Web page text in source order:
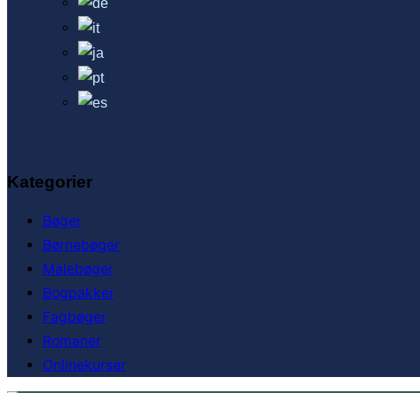
Kategorier
Bøger
Børnebøger
Malebøger
Bogpakker
Fagbøger
Romaner
Onlinekurser